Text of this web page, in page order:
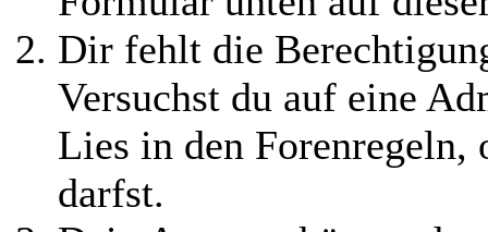
Dir fehlt die
Versuchst du auf eine
Lies in den Forenregeln,
darfst.